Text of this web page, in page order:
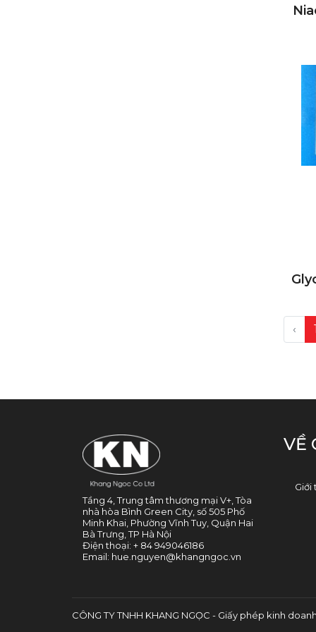
‹
Tầng 4, Trung tâm thương mại V+, Tòa
nhà hòa Bình Green City, số 505 Phố
Minh Khai, Phường Vĩnh Tuy, Quận Hai
Bà Trưng, TP Hà Nội
Điện thoại: + 84 949046186
Email: hue.nguyen@khangngoc.vn
VỀ
Giới
CÔNG TY TNHH KHANG NGỌC - Giấy phép kinh